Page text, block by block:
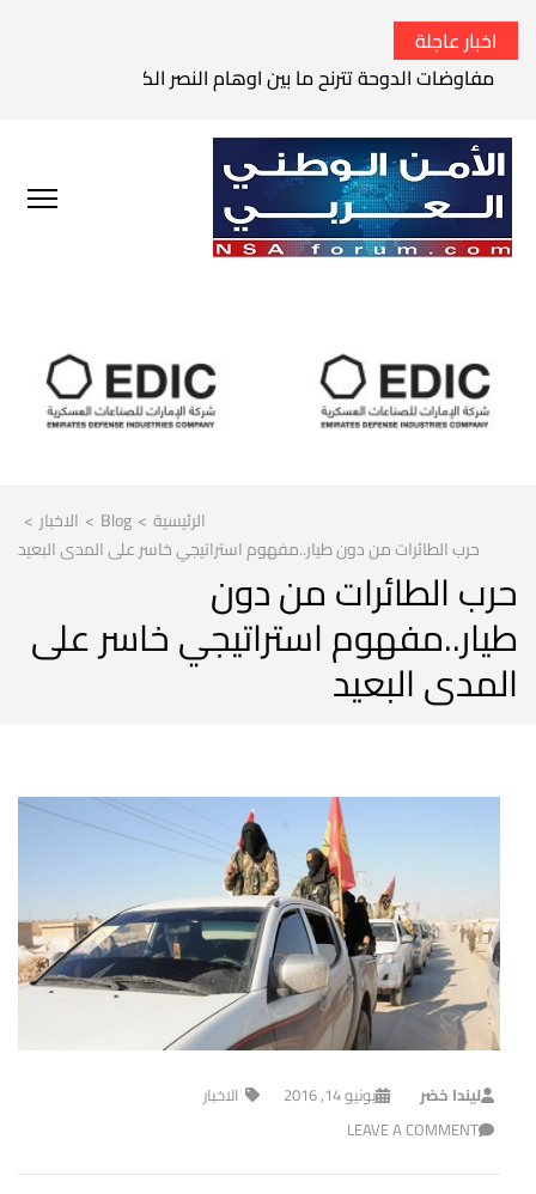
اخبار عاجلة
مفاوضات الدوحة تترنح ما بين اوهام النصر الكامل وواقع
الرئيسية >
Blog
> الاخبار >
حرب الطائرات من دون طيار..مفهوم استراتيجي خاسر على المدى البعيد
حرب الطائرات من دون
طيار..مفهوم استراتيجي خاسر على
المدى البعيد
ليندا خضر يونيو 14, 2016
الاخبار
LEAVE A COMMENT